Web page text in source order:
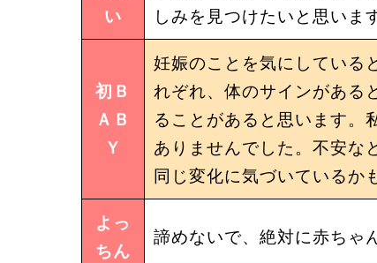
い
しみを見つけたいと思います
初Ｂ
ＡＢ
Ｙ
妊娠のことを気にしている
れぞれ、体のサインがある
ることがあると思います。
ありませんでした。不安な
同じ変化に気づいているか
よっ
ちん
諦めないで、絶対に赤ちゃ